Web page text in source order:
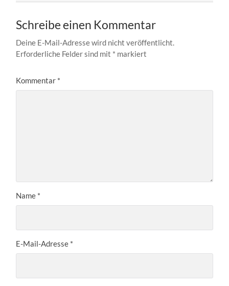
Schreibe einen Kommentar
Deine E-Mail-Adresse wird nicht veröffentlicht.
Erforderliche Felder sind mit * markiert
Kommentar *
Name *
E-Mail-Adresse *